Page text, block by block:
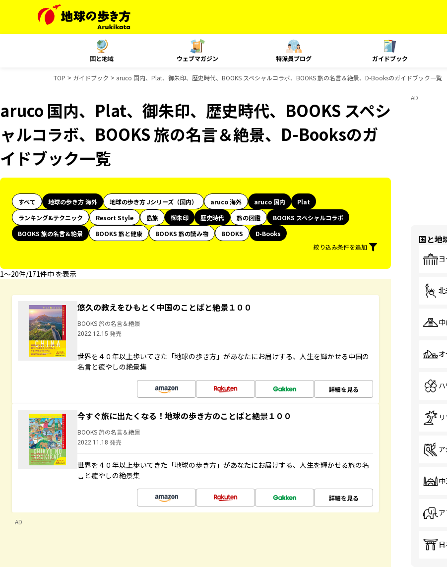
国と地域 ウェブマガジン 特派員ブログ ガイドブック
TOP ガイドブック aruco 国内、Plat、御朱印、歴史時代、BOOKS スペシャルコラボ、BOOKS 旅の名言＆絶景、D-Booksのガイドブック一覧
aruco 国内、Plat、御朱印、歴史時代、BOOKS スペシ
ャルコラボ、BOOKS 旅の名言＆絶景、D-Booksのガ
イドブック一覧
すべて 地球の歩き方 海外 地球の歩き方 Jシリーズ（国内） aruco 海外 aruco 国内
Plat
ランキング&テクニック
Resort Style 島旅 御朱印 歴史時代 旅の図鑑
BOOKS スペシャルコラボ
BOOKS 旅の名言＆絶景
BOOKS 旅と健康 BOOKS 旅の読み物 BOOKS
D-Books
絞り込み条件を追加
1〜20件/171件中 を表示
悠久の教えをひもとく中国のことばと絶景１００
BOOKS 旅の名言＆絶景
2022.12.15 発売
世界を４０年以上歩いてきた「地球の歩き方」があなたにお届けする、人生を輝かせる中国の
名言と癒やしの絶景集
詳細を見る
今すぐ旅に出たくなる！地球の歩き方のことばと絶景１００
BOOKS 旅の名言＆絶景
2022.11.18 発売
世界を４０年以上歩いてきた「地球の歩き方」があなたにお届けする、人生を輝かせる旅の名
言と癒やしの絶景集
詳細を見る
AD
AD
国と地
北
中
ハ
ア
中
ア